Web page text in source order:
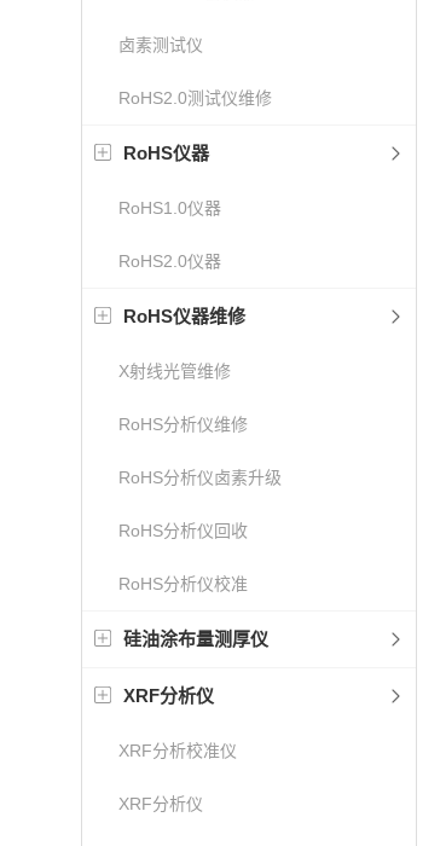
卤素测试仪
RoHS2.0测试仪维修
RoHS仪器
RoHS1.0仪器
RoHS2.0仪器
RoHS仪器维修
X射线光管维修
RoHS分析仪维修
RoHS分析仪卤素升级
RoHS分析仪回收
RoHS分析仪校准
硅油涂布量测厚仪
XRF分析仪
XRF分析校准仪
XRF分析仪